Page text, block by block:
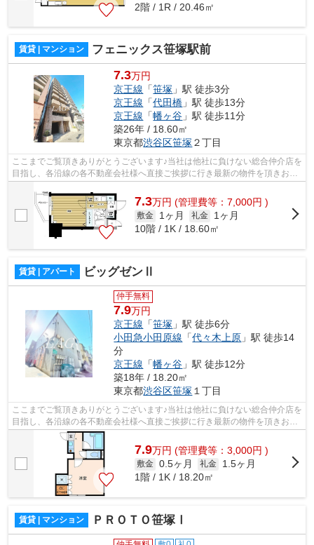
2階 / 1R / 20.46㎡
賃貸 | マンション フェニックス笹塚駅前
7.3万円
京王線 「笹塚 」駅 徒歩3分
京王線 「代田橋 」駅 徒歩13分
京王線 「幡ヶ谷 」駅 徒歩11分
築26年 / 18.60㎡
東京都渋谷区笹塚 ２丁目
ここまでご覧頂きありがとうございます♪当社は他社に負けない総合仲介店を
目指し、各沿線の各不動産会社様へ直接ご挨拶に行き最新の物件を頂きお客
7.3万円 (管理費等：7,000円 )
敷金 1ヶ月 礼金
1ヶ月
10階 / 1K / 18.60㎡
賃貸 | アパート ビッグゼンⅡ
仲手無料
7.9万円
京王線 「笹塚 」駅 徒歩6分
小田急小田原線 「代々木上原 」駅 徒歩14
分
京王線 「幡ヶ谷 」駅 徒歩12分
築18年 / 18.20㎡
東京都渋谷区笹塚 １丁目
ここまでご覧頂きありがとうございます♪当社は他社に負けない総合仲介店を
目指し、各沿線の各不動産会社様へ直接ご挨拶に行き最新の物件を頂きお客
様へ提供しております！最新の情報は...
7.9万円 (管理費等：3,000円 )
敷金 0.5ヶ月 礼金
1.5ヶ月
1階 / 1K / 18.20㎡
賃貸 | マンション ＰＲＯＴＯ笹塚Ⅰ